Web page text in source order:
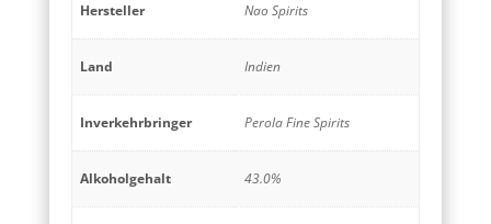
Hersteller Nao Spirits
Land Indien
Inverkehrbringer Perola Fine Spirits
Alkoholgehalt 43.0%